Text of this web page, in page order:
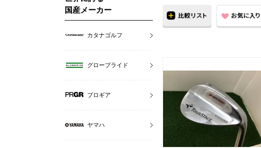
国産メーカー
カタナゴルフ
グローブライド
プロギア
ヤマハ